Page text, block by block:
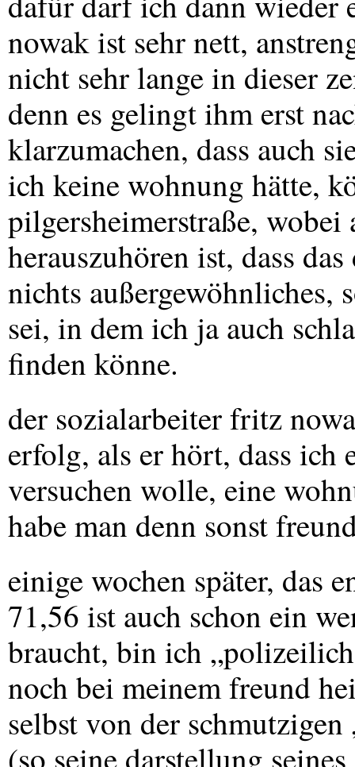
nowak ist sehr nett,
nicht sehr lange in dieser
denn es gelingt ihm erst
klarzumachen, dass auch
ich keine wohnung hätte,
pilgersheimerstraße,
herauszuhören ist, dass
nichts außergewöhnliches,
sei, in dem ich ja auch
finden könne.
der sozialarbeiter fritz
erfolg, als er hört, dass ich
versuchen wolle, eine
habe man denn sonst
einige wochen später, das
71,56 ist auch schon ein
braucht, bin ich
noch bei meinem freund
selbst von der
(so seine darstellung